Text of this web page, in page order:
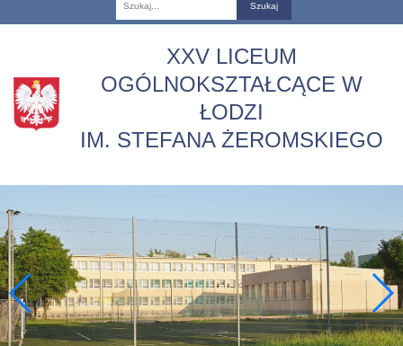
XXV LICEUM
OGÓLNOKSZTAŁCĄCE W
ŁODZI
IM. STEFANA ŻEROMSKIEGO